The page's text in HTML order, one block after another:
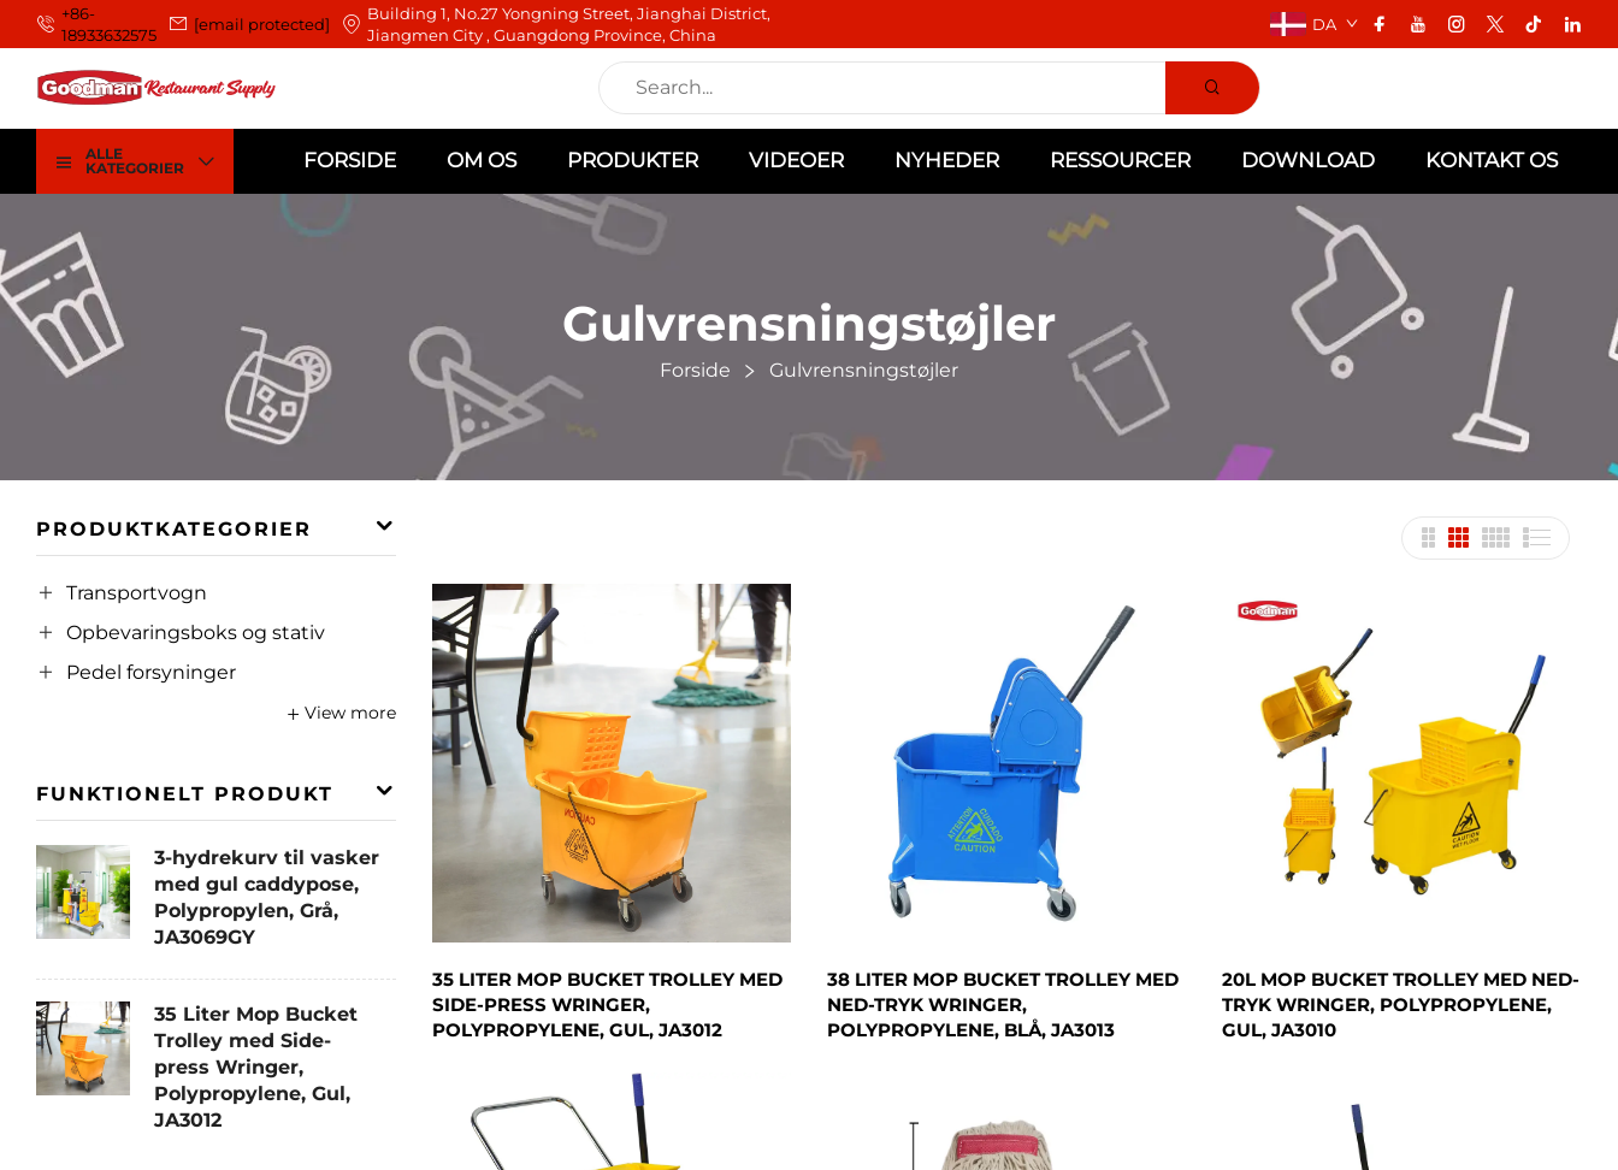
+86-
18933632575
[email protected]
Building 1, No.27 Yongning Street, Jianghai District,
Jiangmen City , Guangdong Province, China
DA
ALLE
KATEGORIER
FORSIDE OM OS PRODUKTER VIDEOER NYHEDER RESSOURCER DOWNLOAD KONTAKT OS
Gulvrensningstøjler
Forside Gulvrensningstøjler
PRODUKTKATEGORIER
Transportvogn
Opbevaringsboks og stativ
Pedel forsyninger
View more
FUNKTIONELT PRODUKT
3-hydrekurv til vasker
med gul caddypose,
Polypropylen, Grå,
JA3069GY
35 Liter Mop Bucket
Trolley med Side-
press Wringer,
Polypropylene, Gul,
JA3012
35 LITER MOP BUCKET TROLLEY MED
SIDE-PRESS WRINGER,
POLYPROPYLENE, GUL, JA3012
38 LITER MOP BUCKET TROLLEY MED
NED-TRYK WRINGER,
POLYPROPYLENE, BLÅ, JA3013
20L MOP BUCKET TROLLEY MED NED-
TRYK WRINGER, POLYPROPYLENE,
GUL, JA3010